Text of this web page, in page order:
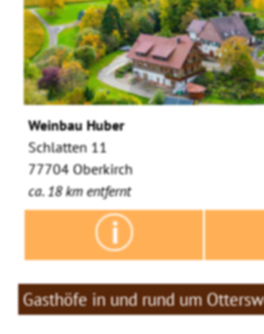
Weinbau Huber
Schlatten 11
77704 Oberkirch
ca. 18 km entfernt
Gasthöfe in und rund um